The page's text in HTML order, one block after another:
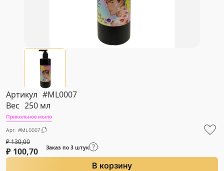
Артикул #ML0007
Вес 250 мл
Прикольное мыло
Арт. #ML0007
₽130,00
₽ 100,70 Заказ по 3 штук
В корзину